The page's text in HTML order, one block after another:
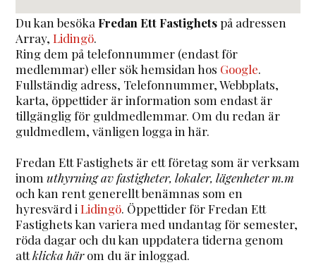
Du kan besökaFredan Ett Fastighetspå adressen
Array,Lidingö.
Ring dem på telefonnummer (endast för
medlemmar) eller sök hemsidan hos Google.
Fullständig adress, Telefonnummer, Webbplats,
karta, öppettider är information som endast är
tillgänglig för guldmedlemmar. Om du redan är
guldmedlem, vänligen logga in här.
Fredan Ett Fastighets är ett företag som är verksam
inomuthyrning av fastigheter, lokaler, lägenheter m.m
och kan rent generellt benämnas som en
hyresvärd iLidingö. Öppettider för Fredan Ett
Fastighets kan variera med undantag för semester,
röda dagar och du kan uppdatera tiderna genom
attklicka härom du är inloggad.